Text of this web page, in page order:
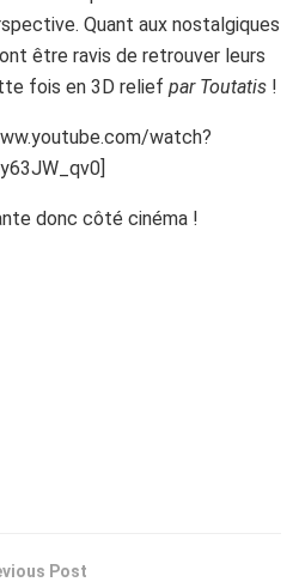
Quant aux nostalgiques
être ravis de retrouver leurs
fois en 3D relief par Toutatis !
watch?
donc côté cinéma !
Post